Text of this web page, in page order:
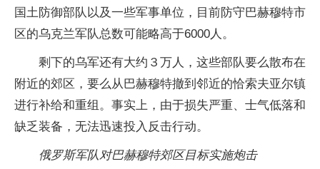
国土防御部队以及一些军事单位，目前防守巴赫穆特市
区的乌克兰军队总数可能略高于6000人。
剩下的乌军还有大约３万人，这些部队要么散布在
附近的郊区，要么从巴赫穆特撤到邻近的恰索夫亚尔镇
进行补给和重组。事实上，由于损失严重、士气低落和
缺乏装备，无法迅速投入反击行动。
俄罗斯军队对巴赫穆特郊区目标实施炮击